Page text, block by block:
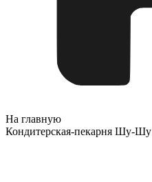
На главную
Кондитерская-пекарня Шу-Шу